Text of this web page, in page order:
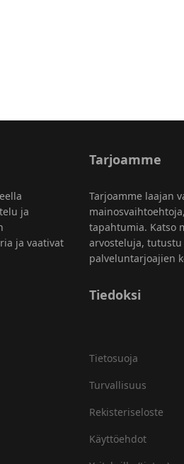
ja
ja vaativat
Tarjoamme
Tarjoamme laajan
tapahtumia. Katso
arvosteluja, tutustu
palveluntarjoajien
Tiedoksi
Tietosuoja
Turvallisuus
Rekisteriseloste
Käyttöehdot